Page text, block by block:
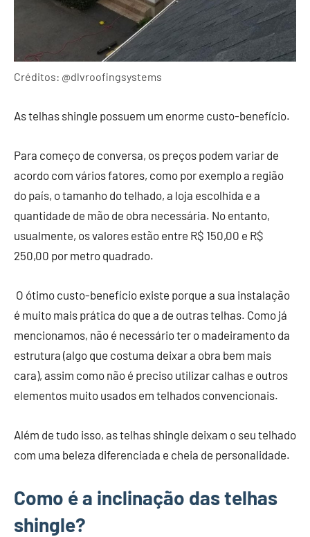
Créditos: @dlvroofingsystems
As telhas shingle possuem um enorme custo-benefício.
Para começo de conversa, os preços podem variar de
acordo com vários fatores, como por exemplo a região
do país, o tamanho do telhado, a loja escolhida e a
quantidade de mão de obra necessária. No entanto,
usualmente, os valores estão entre R$ 150,00 e R$
250,00 por metro quadrado.
O ótimo custo-benefício existe porque a sua instalação
é muito mais prática do que a de outras telhas. Como já
mencionamos, não é necessário ter o madeiramento da
estrutura (algo que costuma deixar a obra bem mais
cara), assim como não é preciso utilizar calhas e outros
elementos muito usados em telhados convencionais.
Além de tudo isso, as telhas shingle deixam o seu telhado
com uma beleza diferenciada e cheia de personalidade.
Como é a inclinação das telhas
shingle?